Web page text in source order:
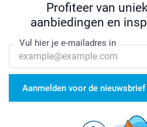
Profiteer van
aanbiedingen en
Vul hier je e-mailadres in
Aanmelden voor de nieuwsbrief